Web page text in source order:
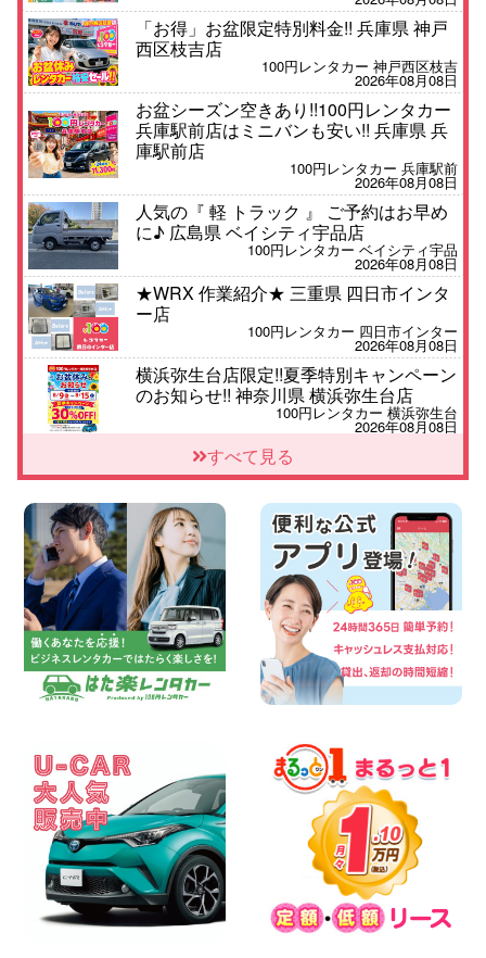
「お得」お盆限定特別料金!! 兵庫県 神戸
西区枝吉店
100円レンタカー 神戸西区枝吉
2026年08月08日
お盆シーズン空きあり!!100円レンタカー
兵庫駅前店はミニバンも安い!! 兵庫県 兵
庫駅前店
100円レンタカー 兵庫駅前
2026年08月08日
人気の『 軽 トラック 』 ご予約はお早め
に♪ 広島県 ベイシティ宇品店
100円レンタカー ベイシティ宇品
2026年08月08日
★WRX 作業紹介★ 三重県 四日市インタ
ー店
100円レンタカー 四日市インター
2026年08月08日
横浜弥生台店限定!!夏季特別キャンペーン
のお知らせ!! 神奈川県 横浜弥生台店
100円レンタカー 横浜弥生台
2026年08月08日
2026三河安城店お盆休みご連絡 愛知県
三河安城店
2026年08月08日
☆ お盆特別乗り放題プラン ☆ 埼玉県 杉
戸店
100円レンタカー 杉戸
2026年08月07日
佐渡でのドライブは安全第一!交通事故に
ご注意ください 新潟県 佐渡空港店
100円レンタカー 佐渡空港
2026年08月07日
楽しい佐渡旅行を守るために!安全運転の
日産セレナが新入荷!!中川かの里店!! 愛知
県 中川かの里店
100円レンタカー 中川かの里
2026年08月07日
☆ 夏休みクーポン登場!最大9,500円おト
ク! ☆ 鳥取県 鳥取青谷店
100円レンタカー 鳥取青谷
2026年08月07日
すべて見る